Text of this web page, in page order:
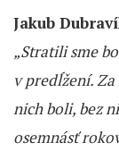
Jakub
„Stratili sme
v predĺžení.
nich boli, bez
osemnásť